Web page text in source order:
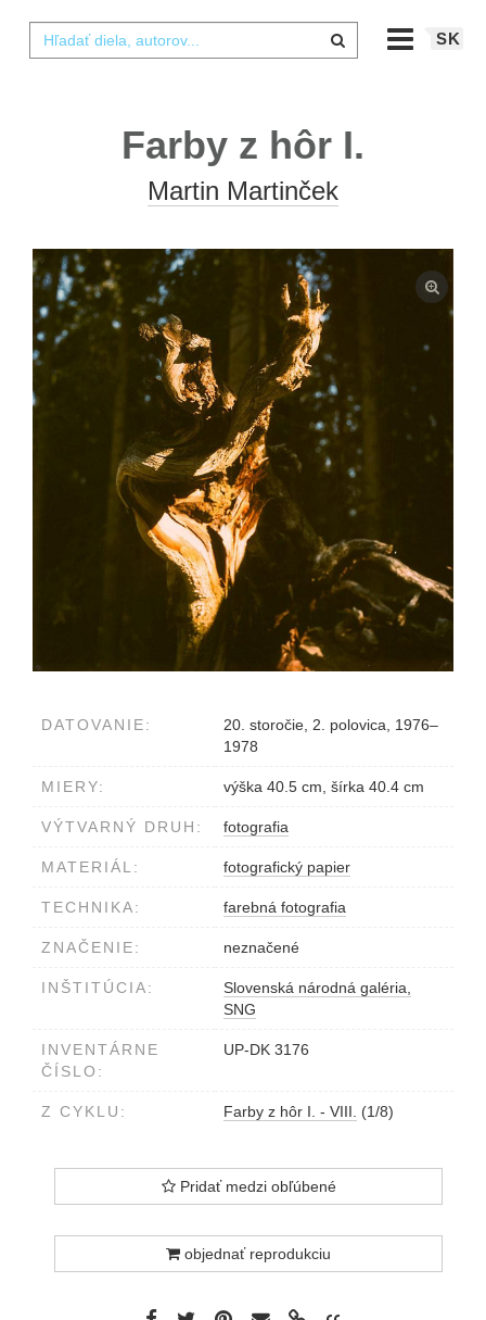
SK
Farby z hôr I.
Martin Martinček
DATOVANIE:
20. storočie, 2. polovica, 1976–
1978
MIERY: výška 40.5 cm, šírka 40.4 cm
VÝTVARNÝ DRUH: fotografia
MATERIÁL: fotografický papier
TECHNIKA: farebná fotografia
ZNAČENIE: neznačené
INŠTITÚCIA:
Slovenská národná galéria,
SNG
INVENTÁRNE
ČÍSLO:
UP-DK 3176
Z CYKLU: Farby z hôr I. - VIII. (1/8)
Pridať medzi obľúbené
objednať reprodukciu